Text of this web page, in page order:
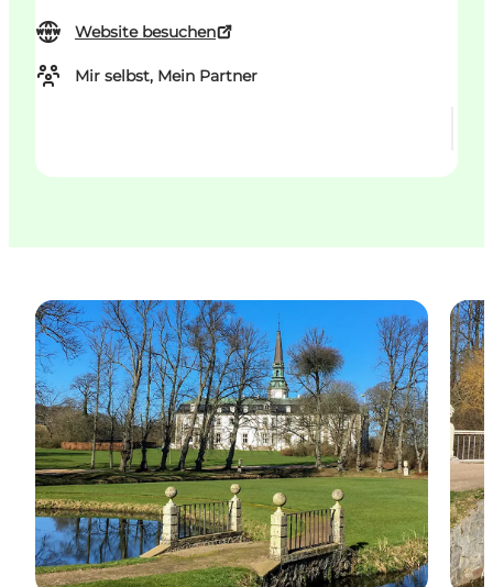
Website besuchen
Mir selbst, Mein Partner